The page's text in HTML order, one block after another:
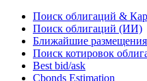
Поиск облигаций &
Поиск облигаций (ИИ)
Ближайшие
Поиск котировок
Best bid/ask
Cbonds Estimation